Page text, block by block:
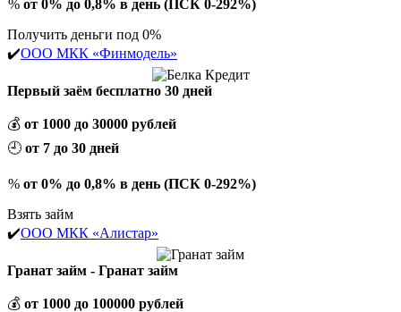
% от 0% до 0,8% в день (ПСК 0-292%)
Получить деньги под 0%
✔️ООО МКК «Финмодель»
Первый заём бесплатно 30 дней
💰 от 1000 до 30000 рублей
🕘 от 7 до 30 дней
% от 0% до 0,8% в день (ПСК 0-292%)
Взять займ
✔️ООО МКК «Алистар»
Гранат займ - Гранат займ
💰 от 1000 до 100000 рублей